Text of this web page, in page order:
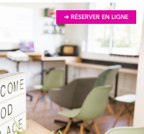
➔ RÉSERVER EN LIGNE